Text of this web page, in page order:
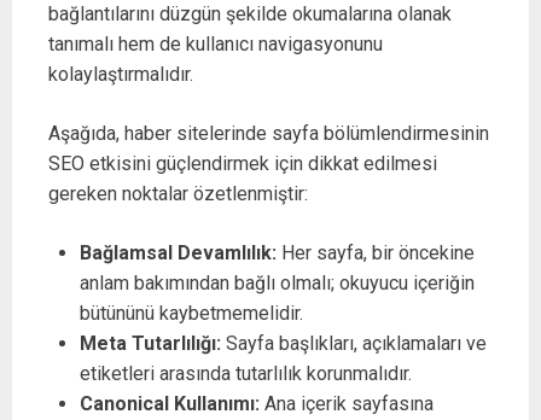
bağlantılarını düzgün şekilde okumalarına olanak
tanımalı hem de kullanıcı navigasyonunu
kolaylaştırmalıdır.
Aşağıda, haber sitelerinde sayfa bölümlendirmesinin
SEO etkisini güçlendirmek için dikkat edilmesi
gereken noktalar özetlenmiştir:
Bağlamsal Devamlılık: Her sayfa, bir öncekine
anlam bakımından bağlı olmalı; okuyucu içeriğin
bütününü kaybetmemelidir.
Meta Tutarlılığı: Sayfa başlıkları, açıklamaları ve
etiketleri arasında tutarlılık korunmalıdır.
Canonical Kullanımı: Ana içerik sayfasına